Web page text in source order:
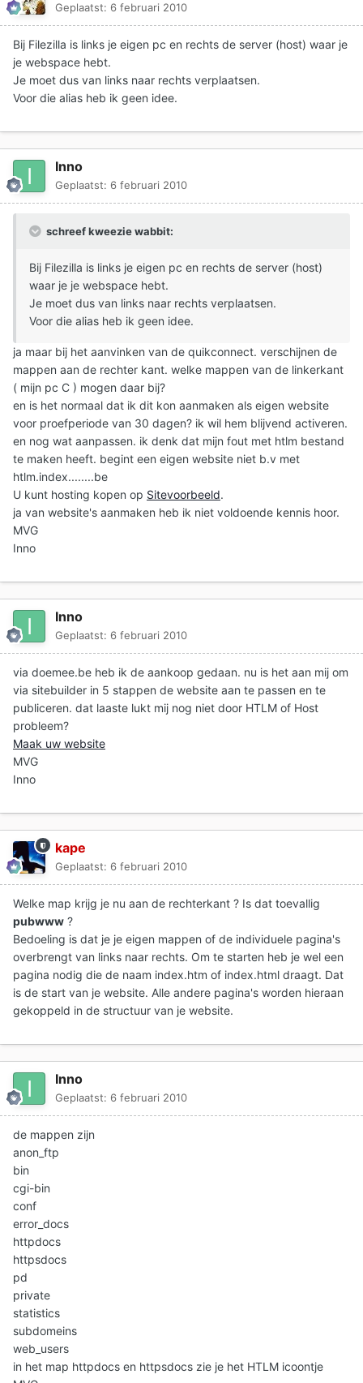
Geplaatst: 6 februari 2010
Bij Filezilla is links je eigen pc en rechts de server (host) waar je
je webspace hebt.
Je moet dus van links naar rechts verplaatsen.
Voor die alias heb ik geen idee.
Inno
Geplaatst: 6 februari 2010
schreef kweezie wabbit:
Bij Filezilla is links je eigen pc en rechts de server (host)
waar je je webspace hebt.
Je moet dus van links naar rechts verplaatsen.
Voor die alias heb ik geen idee.
ja maar bij het aanvinken van de quikconnect. verschijnen de
mappen aan de rechter kant. welke mappen van de linkerkant
( mijn pc C ) mogen daar bij?
en is het normaal dat ik dit kon aanmaken als eigen website
voor proefperiode van 30 dagen? ik wil hem blijvend activeren.
en nog wat aanpassen. ik denk dat mijn fout met htlm bestand
te maken heeft. begint een eigen website niet b.v met
htlm.index........be
U kunt hosting kopen op Sitevoorbeeld.
ja van website's aanmaken heb ik niet voldoende kennis hoor.
MVG
Inno
Inno
Geplaatst: 6 februari 2010
via doemee.be heb ik de aankoop gedaan. nu is het aan mij om
via sitebuilder in 5 stappen de website aan te passen en te
publiceren. dat laaste lukt mij nog niet door HTLM of Host
probleem?
Maak uw website
MVG
Inno
kape
Geplaatst: 6 februari 2010
Welke map krijg je nu aan de rechterkant ? Is dat toevallig
pubwww ?
Bedoeling is dat je je eigen mappen of de individuele pagina's
overbrengt van links naar rechts. Om te starten heb je wel een
pagina nodig die de naam index.htm of index.html draagt. Dat
is de start van je website. Alle andere pagina's worden hieraan
gekoppeld in de structuur van je website.
Inno
Geplaatst: 6 februari 2010
de mappen zijn
anon_ftp
bin
cgi-bin
conf
error_docs
httpdocs
httpsdocs
pd
private
statistics
subdomeins
web_users
in het map httpdocs en httpsdocs zie je het HTLM icoontje